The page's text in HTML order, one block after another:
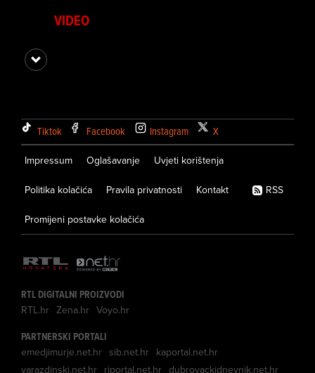
VIDEO
Tiktok Facebook Instagram X
Impressum Oglašavanje Uvjeti korištenja
Politika kolačića Pravila privatnosti Kontakt
Promijeni postavke kolačića
RSS
RTL DIGITALNI PROIZVODI
RTL.hr Zena.hr Voyo.hr
PARTNERSKI PORTALI
emedjimurje.net.hr sib.net.hr kaportal.net.hr
varazdinski.net.hr riportal.net.hr dubrovackidnevnik.net.hr